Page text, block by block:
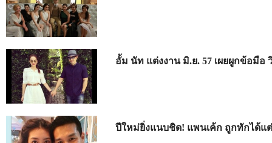
อั้ม นัท แต่งงาน มิ.ย. 57 เผยผูกข้อมือ
ปีใหม่ยิ่งแนบชิด! แพนเค้ก ถูกทักได้แ